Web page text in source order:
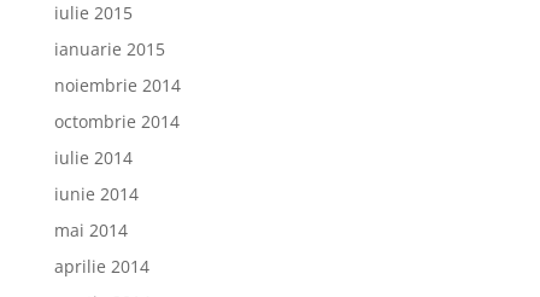
iulie 2015
ianuarie 2015
noiembrie 2014
octombrie 2014
iulie 2014
iunie 2014
mai 2014
aprilie 2014